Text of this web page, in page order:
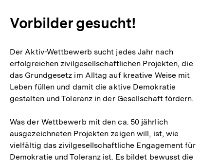
Vorbilder gesucht!
Der Aktiv-Wettbewerb sucht jedes Jahr nach
erfolgreichen zivilgesellschaftlichen Projekten, die
das Grundgesetz im Alltag auf kreative Weise mit
Leben füllen und damit die aktive Demokratie
gestalten und Toleranz in der Gesellschaft fördern.
Was der Wettbewerb mit den ca. 50 jährlich
ausgezeichneten Projekten zeigen will, ist, wie
vielfältig das zivilgesellschaftliche Engagement für
Demokratie und Toleranz ist. Es bildet bewusst die